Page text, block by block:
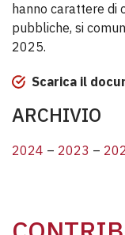
hanno carattere di
pubbliche, si
2025.
Scarica il
ARCHIVIO
2024 – 2023 –